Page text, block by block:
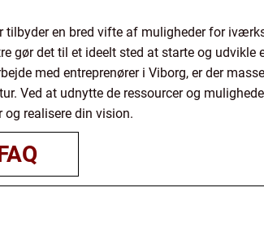
tilbyder en bred vifte af muligheder for
gør det til et ideelt sted at starte og udvikle
med entreprenører i Viborg, er der
Ved at udnytte de ressourcer og
realisere din vision.